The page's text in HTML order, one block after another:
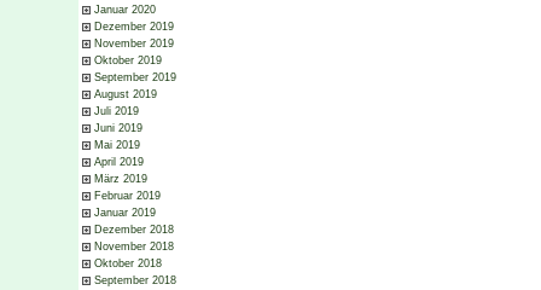
Januar 2020
Dezember 2019
November 2019
Oktober 2019
September 2019
August 2019
Juli 2019
Juni 2019
Mai 2019
April 2019
März 2019
Februar 2019
Januar 2019
Dezember 2018
November 2018
Oktober 2018
September 2018